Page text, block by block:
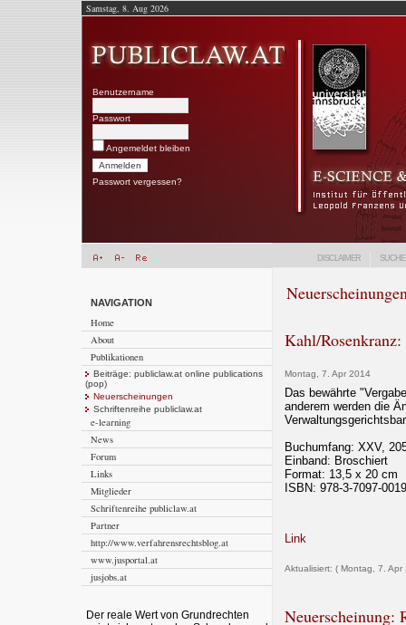
Samstag, 8. Aug 2026
Benutzername
Passwort
Angemeldet bleiben
Passwort vergessen?
DISCLAIMER SUCHE
NAVIGATION
Home
About
Publikationen
Beiträge: publiclaw.at online publications
(pop)
Neuerscheinungen
Schriftenreihe publiclaw.at
e-learning
News
Forum
Links
Mitglieder
Schriftenreihe publiclaw.at
Partner
http://www.verfahrensrechtsblog.at
www.jusportal.at
jusjobs.at
Der reale Wert von Grundrechten
Kahl/
Montag, 7. Apr 2014
Das bewährte
anderem werden die
Buchumfang: XXV,
Einband: Broschiert
Format: 13,5 x 20 cm
ISBN: 978-3-7097-
Link
Aktualisiert: ( Montag, 7. Apr
Neuerscheinung: